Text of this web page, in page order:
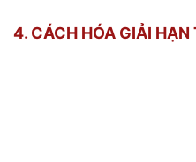
4. CÁCH HÓA GIẢI